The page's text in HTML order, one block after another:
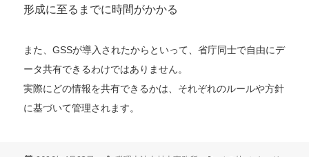
形成に至るまでに時間がかかる
また、GSSが導入されたからといって、省庁同士で自由にデ
ータ共有できるわけではありません。
実際にどの情報を共有できるかは、それぞれのルールや方針
に基づいて管理されます。